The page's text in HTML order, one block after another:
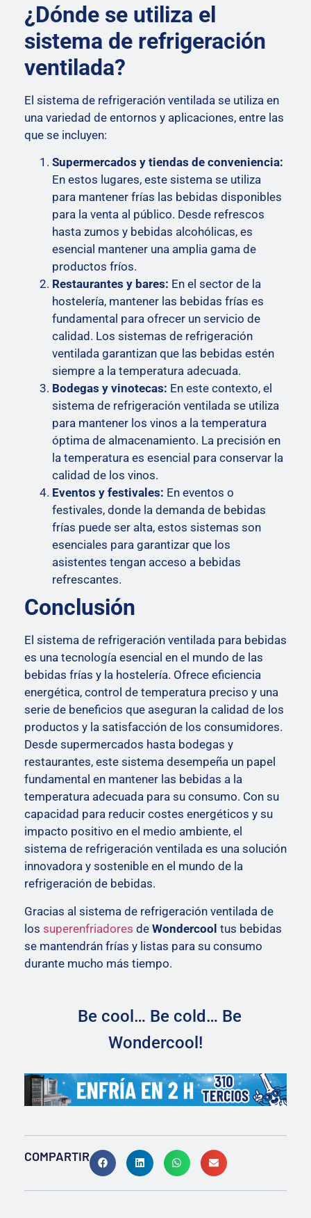
¿Dónde se utiliza el
sistema de refrigeración
ventilada?
El sistema de refrigeración ventilada se utiliza en
una variedad de entornos y aplicaciones, entre las
que se incluyen:
Supermercados y tiendas de conveniencia:
En estos lugares, este sistema se utiliza
para mantener frías las bebidas disponibles
para la venta al público. Desde refrescos
hasta zumos y bebidas alcohólicas, es
esencial mantener una amplia gama de
productos fríos.
Restaurantes y bares: En el sector de la
hostelería, mantener las bebidas frías es
fundamental para ofrecer un servicio de
calidad. Los sistemas de refrigeración
ventilada garantizan que las bebidas estén
siempre a la temperatura adecuada.
Bodegas y vinotecas: En este contexto, el
sistema de refrigeración ventilada se utiliza
para mantener los vinos a la temperatura
óptima de almacenamiento. La precisión en
la temperatura es esencial para conservar la
calidad de los vinos.
Eventos y festivales: En eventos o
festivales, donde la demanda de bebidas
frías puede ser alta, estos sistemas son
esenciales para garantizar que los
asistentes tengan acceso a bebidas
refrescantes.
Conclusión
El sistema de refrigeración ventilada para bebidas
es una tecnología esencial en el mundo de las
bebidas frías y la hostelería. Ofrece eficiencia
energética, control de temperatura preciso y una
serie de beneficios que aseguran la calidad de los
productos y la satisfacción de los consumidores.
Desde supermercados hasta bodegas y
restaurantes, este sistema desempeña un papel
fundamental en mantener las bebidas a la
temperatura adecuada para su consumo. Con su
capacidad para reducir costes energéticos y su
impacto positivo en el medio ambiente, el
sistema de refrigeración ventilada es una solución
innovadora y sostenible en el mundo de la
refrigeración de bebidas.
Gracias al sistema de refrigeración ventilada de
los superenfriadores de Wondercool tus bebidas
se mantendrán frías y listas para su consumo
durante mucho más tiempo.
Be cool… Be cold… Be
Wondercool!
COMPARTIR